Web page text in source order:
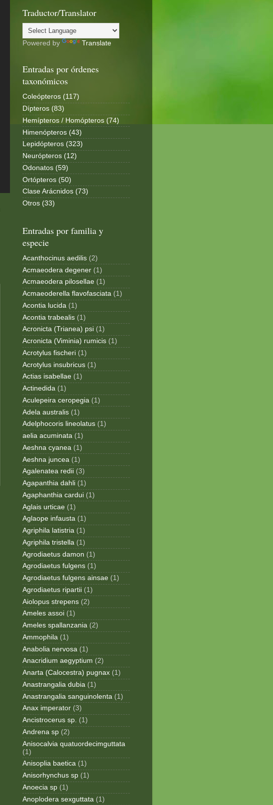
Traductor/Translator
Powered by Translate
Entradas por órdenes
taxonómicos
Coleópteros (117)
Dípteros (83)
Hemípteros / Homópteros (74)
Himenópteros (43)
Lepidópteros (323)
Neurópteros (12)
Odonatos (59)
Ortópteros (50)
Clase Arácnidos (73)
Otros (33)
Entradas por familia y
especie
Acanthocinus aedilis (2)
Acmaeodera degener (1)
Acmaeodera pilosellae (1)
Acmaeoderella flavofasciata (1)
Acontia lucida (1)
Acontia trabealis (1)
Acronicta (Trianea) psi (1)
Acronicta (Viminia) rumicis (1)
Acrotylus fischeri (1)
Acrotylus insubricus (1)
Actias isabellae (1)
Actinedida (1)
Aculepeira ceropegia (1)
Adela australis (1)
Adelphocoris lineolatus (1)
aelia acuminata (1)
Aeshna cyanea (1)
Aeshna juncea (1)
Agalenatea redii (3)
Agapanthia dahli (1)
Agaphanthia cardui (1)
Aglais urticae (1)
Aglaope infausta (1)
Agriphila latistria (1)
Agriphila tristella (1)
Agrodiaetus damon (1)
Agrodiaetus fulgens (1)
Agrodiaetus fulgens ainsae (1)
Agrodiaetus ripartii (1)
Aiolopus strepens (2)
Ameles assoi (1)
Ameles spallanzania (2)
Ammophila (1)
Anabolia nervosa (1)
Anacridium aegyptium (2)
Anarta (Calocestra) pugnax (1)
Anastrangalia dubia (1)
Anastrangalia sanguinolenta (1)
Anax imperator (3)
Ancistrocerus sp. (1)
Andrena sp (2)
Anisocalvia quatuordecimguttata
(1)
Anisoplia baetica (1)
Anisorhynchus sp (1)
Anoecia sp (1)
Anoplodera sexguttata (1)